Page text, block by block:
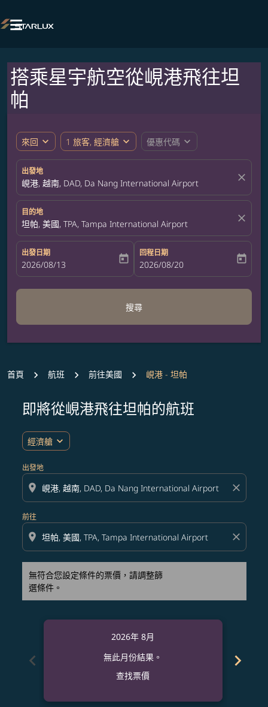

搭乘星宇航空從峴港飛往坦
帕
來回 expand_more 1 旅客, 經濟艙 expand_more 優惠代碼 expand_more
出發地
峴港, 越南, DAD, Da Nang International Airport close
目的地
坦帕, 美國, TPA, Tampa International Airport close
出發日期
fc-booking-departure-date-aria-label
2026/08/13 today
回程日期
fc-booking-return-date-aria-label
2026/08/20 today
搜尋
首頁 航班 前往美國 峴港 - 坦帕
即將從峴港飛往坦帕的航班
經濟艙 expand_more
出發地
location_on close
前往
location_on close
無符合您設定條件的票價，請調整篩
選條件。
無符合您設定條件的票價，請調整篩選條件。
chevron_left
2026年 8月
無此月份結果。
查找票價
chevron_right